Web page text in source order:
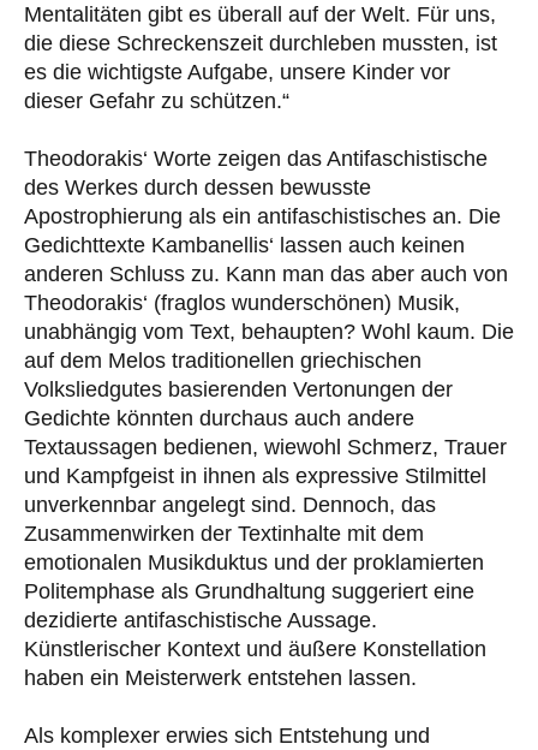
Mentalitäten gibt es überall auf der Welt. Für uns,
die diese Schreckenszeit durchleben mussten, ist
es die wichtigste Aufgabe, unsere Kinder vor
dieser Gefahr zu schützen.“
Theodorakis‘ Worte zeigen das Antifaschistische
des Werkes durch dessen bewusste
Apostrophierung als ein antifaschistisches an. Die
Gedichttexte Kambanellis‘ lassen auch keinen
anderen Schluss zu. Kann man das aber auch von
Theodorakis‘ (fraglos wunderschönen) Musik,
unabhängig vom Text, behaupten? Wohl kaum. Die
auf dem Melos traditionellen griechischen
Volksliedgutes basierenden Vertonungen der
Gedichte könnten durchaus auch andere
Textaussagen bedienen, wiewohl Schmerz, Trauer
und Kampfgeist in ihnen als expressive Stilmittel
unverkennbar angelegt sind. Dennoch, das
Zusammenwirken der Textinhalte mit dem
emotionalen Musikduktus und der proklamierten
Politemphase als Grundhaltung suggeriert eine
dezidierte antifaschistische Aussage.
Künstlerischer Kontext und äußere Konstellation
haben ein Meisterwerk entstehen lassen.
Als komplexer erwies sich Entstehung und